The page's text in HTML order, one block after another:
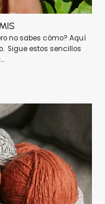
no sabes cómo? Aquí
Sigue estos sencillos